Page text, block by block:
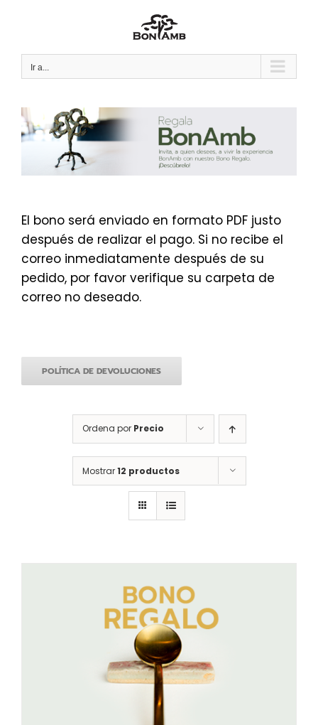
Ir a...
El bono será enviado en formato PDF justo
después de realizar el pago. Si no recibe el
correo inmediatamente después de su
pedido, por favor verifique su carpeta de
correo no deseado.
POLÍTICA DE DEVOLUCIONES
Ordena por Precio
Mostrar12 productos